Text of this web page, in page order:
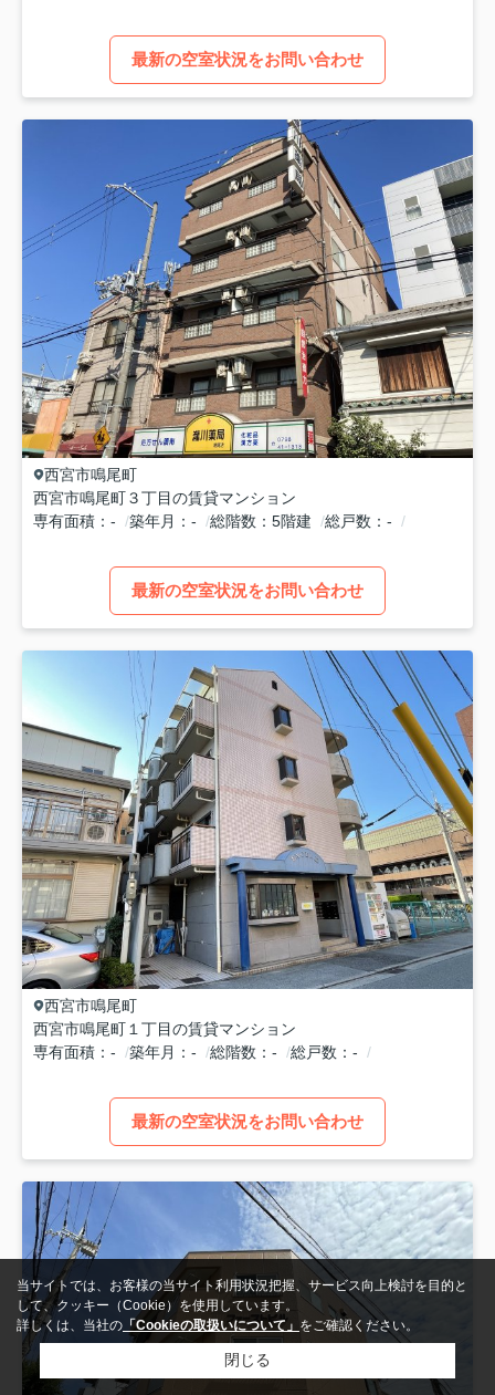
最新の空室状況をお問い合わせ
西宮市鳴尾町
西宮市鳴尾町３丁目の賃貸マンション
専有面積
- 築年月 - 総階数 5階建 総戸数 -
最新の空室状況をお問い合わせ
西宮市鳴尾町
西宮市鳴尾町１丁目の賃貸マンション
専有面積
- 築年月 - 総階数 - 総戸数 -
最新の空室状況をお問い合わせ
当サイトでは、お客様の当サイト利用状況把握、サービス向上検討を目的と
して、クッキー（Cookie）を使用しています。
詳しくは、当社の 「Cookieの取扱いについて」 をご確認ください。
閉じる